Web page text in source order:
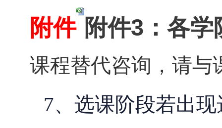
附件 附件3：各
课程替代咨询，请与
7、选课阶段若出现